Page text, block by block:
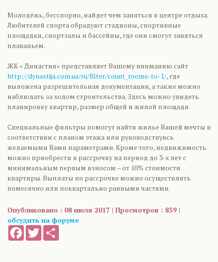
Молодёжь, бесспорно, найдет чем заняться в центре отдыха.
Любителей спорта обрадуют стадионы, спортивные
площадки, спортзалы и бассейны, где они смогут заняться
плаваньем.
ЖК « Династия» представляет Вашему вниманию сайт
http://dynastija.com.ua/ru/filter/count_rooms-to-1/, где
выложена разрешительная документация, а также можно
наблюдать за ходом строительства. Здесь можно увидеть
планировку квартир, размер общей и жилой площади.
Специальные фильтры помогут найти жилье Вашей мечты в
соответствии с планом этажа или руководствуясь
желаемыми Вами параметрами. Кроме того, недвижимость
можно приобрести в рассрочку на период до 3-х лет с
минимальным первым взносом – от 10% стоимости
квартиры. Выплаты по рассрочке можно осуществлять
помесячно или поквартально равными частями.
Опубликовано : 08 июля 2017 | Просмотров : 859 |
обсудить на форуме
FacebookTwitter